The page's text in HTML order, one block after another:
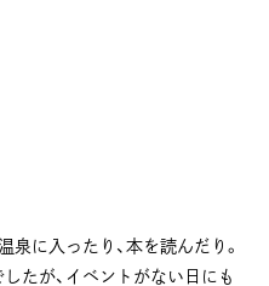
泉に入ったり、本を読んだり。
たが、イベントがない日にも